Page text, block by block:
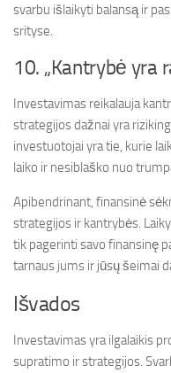
svarbu išlaikyti balansą ir
srityse.
10. „Kantrybė yra
Investavimas reikalauja
strategijos dažnai yra
investuotojai yra tie, kurie
laiko ir nesiblaško nuo
Apibendrinant, finansinė
strategijos ir kantrybės.
tik pagerinti savo finansinę
tarnaus jums ir jūsų šeimai
Išvados
Investavimas yra ilgalaikis
supratimo ir strategijos.